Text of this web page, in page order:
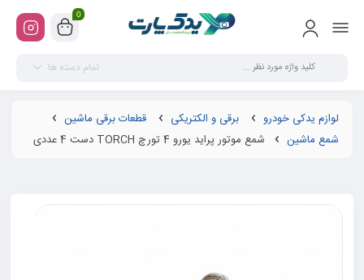
0
تمام دسته ها
لوازم یدکی خودرو برقی و الکتریکی
قطعات برقی ماشین
شمع ماشین
شمع موتور پراید یورو 4 تورچ TORCH دست 4 عددی